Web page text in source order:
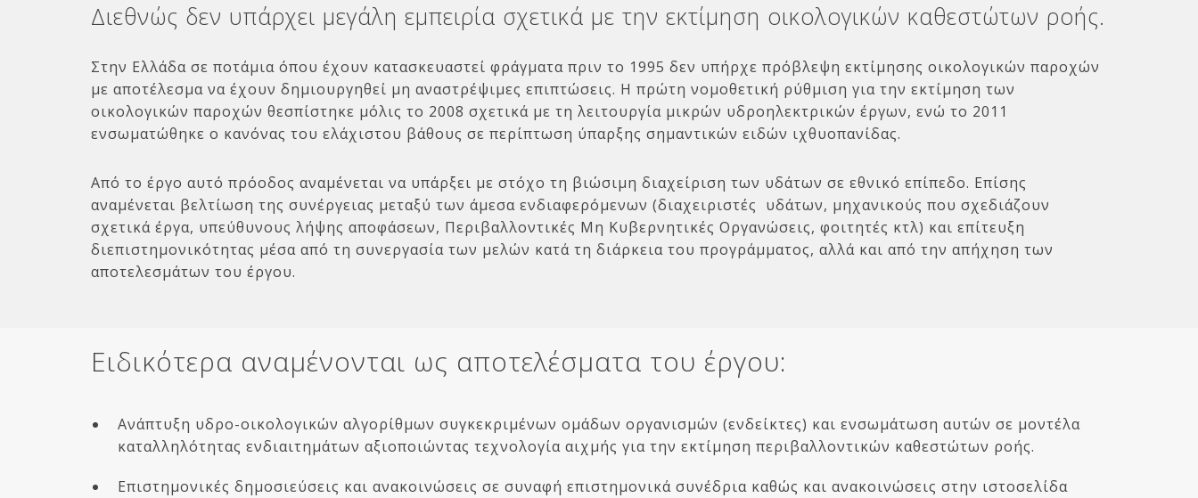
Διεθνώς δεν υπάρχει μεγάλη εμπειρία σχετικά με την εκτίμηση οικολογικών καθεστώτων ροής.
Στην Ελλάδα σε ποτάμια όπου έχουν κατασκευαστεί φράγματα πριν το 1995 δεν υπήρχε πρόβλεψη εκτίμησης οικολογικών παροχών
με αποτέλεσμα να έχουν δημιουργηθεί μη αναστρέψιμες επιπτώσεις. Η πρώτη νομοθετική ρύθμιση για την εκτίμηση των
οικολογικών παροχών θεσπίστηκε μόλις το 2008 σχετικά με τη λειτουργία μικρών υδροηλεκτρικών έργων, ενώ το 2011
ενσωματώθηκε ο κανόνας του ελάχιστου βάθους σε περίπτωση ύπαρξης σημαντικών ειδών ιχθυοπανίδας.
Από το έργο αυτό πρόοδος αναμένεται να υπάρξει με στόχο τη βιώσιμη διαχείριση των υδάτων σε εθνικό επίπεδο. Επίσης
αναμένεται βελτίωση της συνέργειας μεταξύ των άμεσα ενδιαφερόμενων (διαχειριστές υδάτων, μηχανικούς που σχεδιάζουν
σχετικά έργα, υπεύθυνους λήψης αποφάσεων, Περιβαλλοντικές Μη Κυβερνητικές Οργανώσεις, φοιτητές κτλ) και επίτευξη
διεπιστημονικότητας μέσα από τη συνεργασία των μελών κατά τη διάρκεια του προγράμματος, αλλά και από την απήχηση των
αποτελεσμάτων του έργου.
Ειδικότερα αναμένονται ως αποτελέσματα του έργου:
Ανάπτυξη υδρο-οικολογικών αλγορίθμων συγκεκριμένων ομάδων οργανισμών (ενδείκτες) και ενσωμάτωση αυτών σε μοντέλα
καταλληλότητας ενδιαιτημάτων αξιοποιώντας τεχνολογία αιχμής για την εκτίμηση περιβαλλοντικών καθεστώτων ροής.
Επιστημονικές δημοσιεύσεις και ανακοινώσεις σε συναφή επιστημονικά συνέδρια καθώς και ανακοινώσεις στην ιστοσελίδα